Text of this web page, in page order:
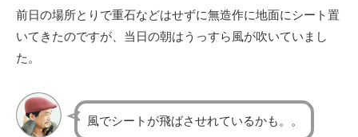
前日の場所とりで重石などはせずに無造作に地面にシート置
いてきたのですが、当日の朝はうっすら風が吹いていまし
た。
風でシートが飛ばさせれているかも。。